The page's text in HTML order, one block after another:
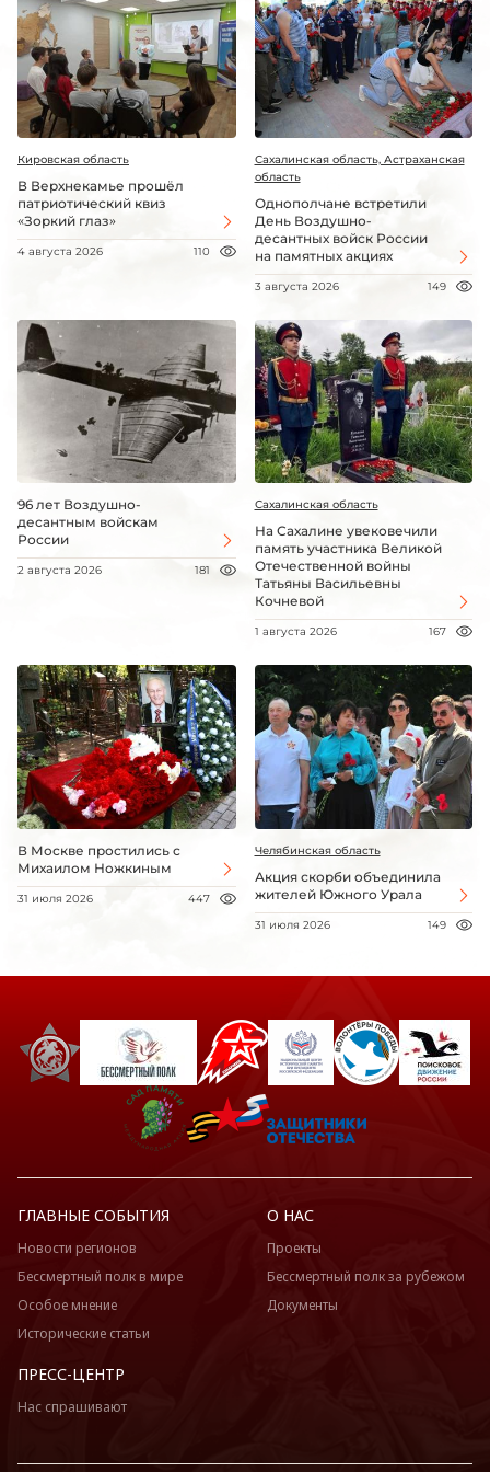
Кировская область
В Верхнекамье прошёл
патриотический квиз
«Зоркий глаз»
4 августа 2026 110
Сахалинская область, Астраханская
область
Однополчане встретили
День Воздушно-
десантных войск России
на памятных акциях
3 августа 2026 149
96 лет Воздушно-
десантным войскам
России
2 августа 2026 181
Сахалинская область
На Сахалине увековечили
память участника Великой
Отечественной войны
Татьяны Васильевны
Кочневой
1 августа 2026 167
В Москве простились с
Михаилом Ножкиным
31 июля 2026 447
Челябинская область
Акция скорби объединила
жителей Южного Урала
31 июля 2026 149
ГЛАВНЫЕ СОБЫТИЯ
Новости регионов
Бессмертный полк в мире
Особое мнение
Исторические статьи
О НАС
Проекты
Бессмертный полк за рубежом
Документы
ПРЕСС-ЦЕНТР
Нас спрашивают